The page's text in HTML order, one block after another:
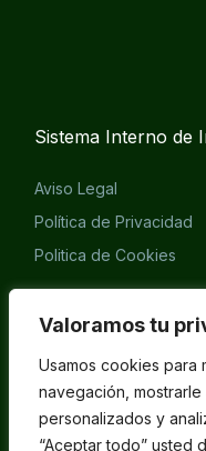
Valoramos tu
Usamos cookies para
navegación,
personalizados y
“Aceptar todo” usted
Sistema Interno de
Aviso Legal
Política de Privacidad
Politica de Cookies